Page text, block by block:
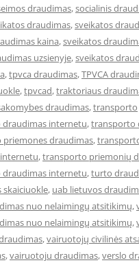
draudimas,socialinis
draudimas,sveikatos
kaina,sveikatos
uzsienyje,sveikatos
,tpvca draudimas,TPVCA
,tpvcad,traktoriaus
draudimas,transporto
internetu,transporto
draudimas,
,transporto priemonių
internetu,turto
, uab lietuvos
nuo nelaimingų atsitikimų,
nuo nelaimingų atsitikimų,
,vairuotojų civilinės
,vairuotoju draudimas,verslo